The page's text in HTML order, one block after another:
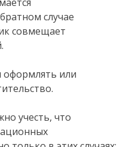
случае
совмещает
оформлять или
учесть, что